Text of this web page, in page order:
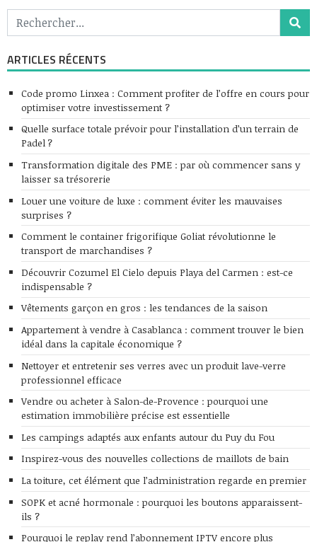
ARTICLES RÉCENTS
Code promo Linxea : Comment profiter de l’offre en cours pour
optimiser votre investissement ?
Quelle surface totale prévoir pour l’installation d’un terrain de
Padel ?
Transformation digitale des PME : par où commencer sans y
laisser sa trésorerie
Louer une voiture de luxe : comment éviter les mauvaises
surprises ?
Comment le container frigorifique Goliat révolutionne le
transport de marchandises ?
Découvrir Cozumel El Cielo depuis Playa del Carmen : est-ce
indispensable ?
Vêtements garçon en gros : les tendances de la saison
Appartement à vendre à Casablanca : comment trouver le bien
idéal dans la capitale économique ?
Nettoyer et entretenir ses verres avec un produit lave-verre
professionnel efficace
Vendre ou acheter à Salon-de-Provence : pourquoi une
estimation immobilière précise est essentielle
Les campings adaptés aux enfants autour du Puy du Fou
Inspirez-vous des nouvelles collections de maillots de bain
La toiture, cet élément que l’administration regarde en premier
SOPK et acné hormonale : pourquoi les boutons apparaissent-
ils ?
Pourquoi le replay rend l’abonnement IPTV encore plus